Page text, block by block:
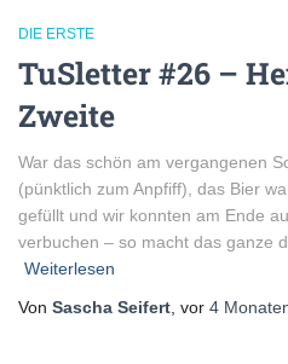
DIE ERSTE
TuSletter #26 –
Zweite
War das schön am vergangenen
(pünktlich zum Anpfiff), das Bier
gefüllt und wir konnten am Ende
verbuchen – so macht das ganze
Weiterlesen
Von Sascha Seifert , vor 4